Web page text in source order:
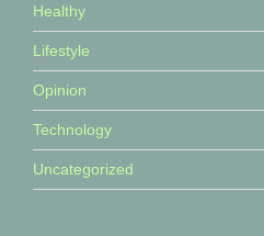
Healthy
Lifestyle
Opinion
Technology
Uncategorized